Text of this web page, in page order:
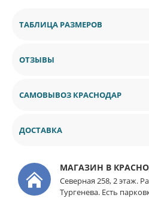
ТАБЛИЦА РАЗМЕРОВ
ОТЗЫВЫ
САМОВЫВОЗ КРАСНОДАР
ДОСТАВКА
МАГАЗИН В
Северная 258, 2 этаж.
Тургенева. Есть